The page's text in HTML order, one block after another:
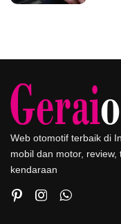
Web otomotif terbaik di
mobil dan motor,
kendaraan